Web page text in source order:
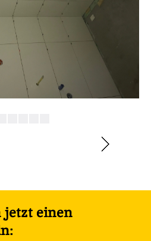
jetzt einen